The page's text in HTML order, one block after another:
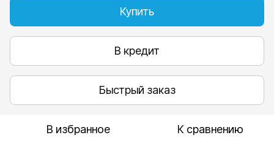
Купить
В кредит
Быстрый заказ
В избранное К сравнению